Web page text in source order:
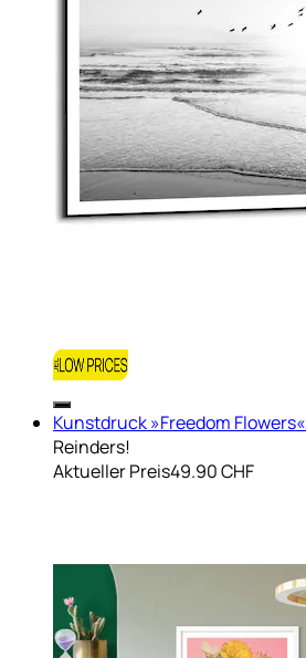
Kunstdruck »Freedom Flowers«
Reinders!
Aktueller Preis49.90 CHF